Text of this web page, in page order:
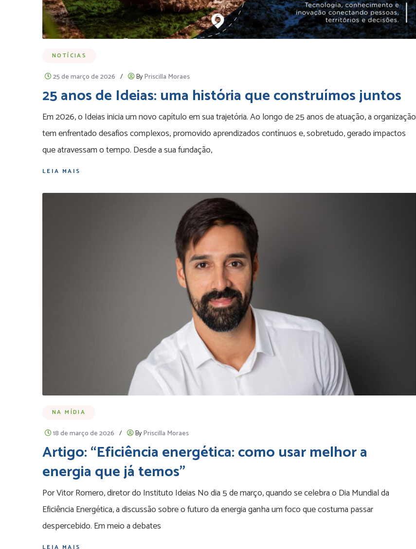
NOTÍCIAS
25 de março de 2026 / ByPriscilla Moraes
25 anos de Ideias: uma história que construímos juntos
Em 2026, o Ideias inicia um novo capítulo em sua trajetória. Ao longo de 25 anos de atuação, a organização
tem enfrentado desafios complexos, promovido aprendizados contínuos e, sobretudo, gerado impactos
que atravessam o tempo. Desde a sua fundação,
LEIA MAIS
NA MÍDIA
18 de março de 2026 / ByPriscilla Moraes
Artigo: “Eficiência energética: como usar melhor a
energia que já temos”
Por Vitor Romero, diretor do Instituto Ideias No dia 5 de março, quando se celebra o Dia Mundial da
Eficiência Energética, a discussão sobre o futuro da energia ganha um foco que costuma passar
despercebido. Em meio a debates